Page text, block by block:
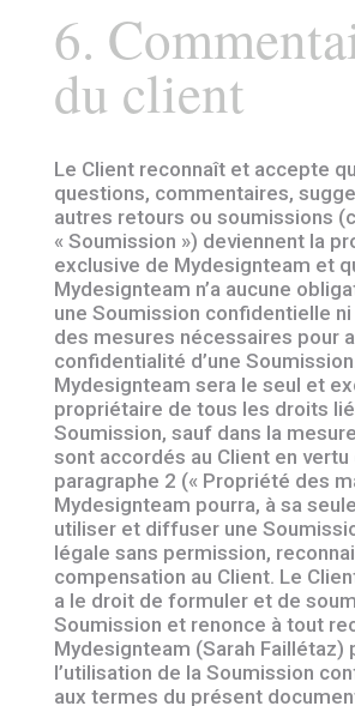
6.
du client
Le Client reconnaît et accepte
questions, commentaires,
autres retours ou soumissions
« Soumission ») deviennent la
exclusive de Mydesignteam et
Mydesignteam n’a aucune
une Soumission confidentielle
des mesures nécessaires pour
confidentialité d’une
Mydesignteam sera le seul et
propriétaire de tous les droits
Soumission, sauf dans la
sont accordés au Client en vertu
paragraphe 2 (« Propriété des
Mydesignteam pourra, à sa
utiliser et diffuser une
légale sans permission,
compensation au Client. Le
a le droit de formuler et de
Soumission et renonce à tout
Mydesignteam (Sarah Faillétaz)
l’utilisation de la Soumission
aux termes du présent